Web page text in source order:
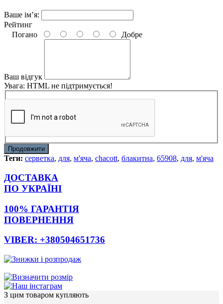
Ваше ім’я:
Рейтинг
Погано
Добре
Ваш відгук
Увага: HTML не підтримується!
Продовжити
Теги: серветка, для, м'яча, chacott, блакитна, 65908, для, м'яча
ДОСТАВКА
ПО УКРАЇНІ
100% ГАРАНТІЯ
ПОВЕРНЕННЯ
VIBER: +380504651736
З цим товаром купляють